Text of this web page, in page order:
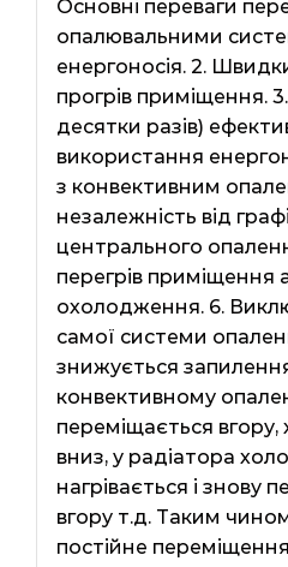
Основні переваги
опалювальними
енергоносія. 2.
прогрів приміщення.
десятки разів)
використання
з конвективним
незалежність від
центрального
перегрів приміщення
охолодження. 6.
самої системи
знижується
конвективному
переміщається вгору,
вниз, у радіатора
нагрівається і знову
вгору т.д. Таким
постійне переміщення